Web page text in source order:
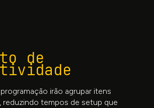
de
irão agrupar itens
reduzindo tempos de setup que